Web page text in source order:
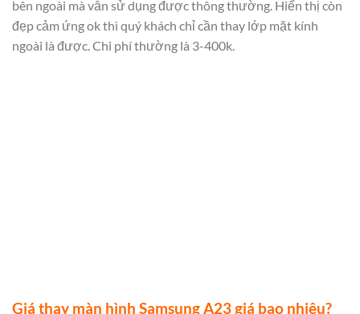
bên ngoài mà vẫn sử dụng được thông thường. Hiển thị còn
đẹp cảm ứng ok thì quý khách chỉ cần thay lớp mặt kính
ngoài là được. Chi phí thường là 3-400k.
Giá thay màn hình Samsung A23 giá bao nhiêu?